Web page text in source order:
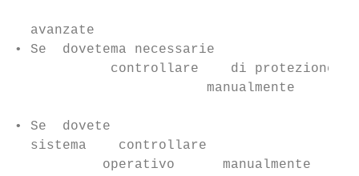
  avanzate
• Se  dovetema necessarie
            controllare    di protezione
manualmente
• Se  dovete
  sistema    controllare
           operativo      manualmente